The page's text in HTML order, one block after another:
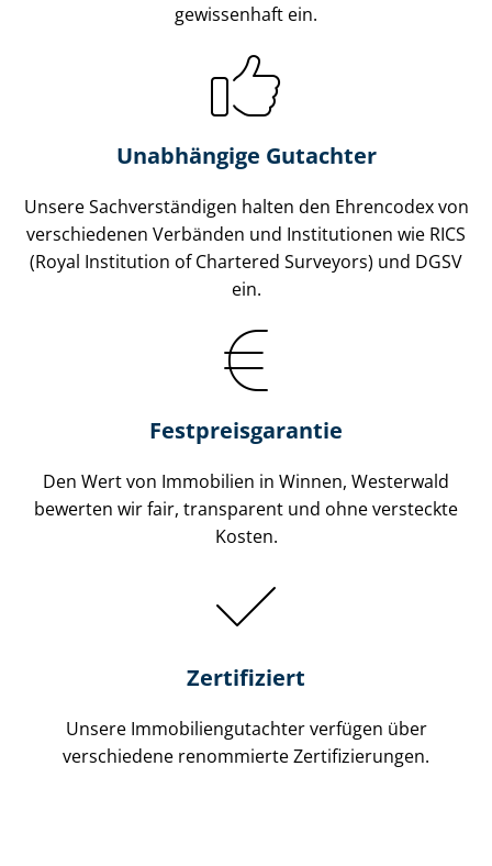
gewissenhaft ein.
Unabhängige Gutachter
Unsere Sach­ver­stän­di­gen halten den Ehrencodex von
verschiedenen Verbänden und Institutionen wie RICS
(Royal Institution of Chartered Surveyors) und DGSV
ein.
Festpreis​garantie
Den Wert von Immobilien in Winnen, Westerwald
bewerten wir fair, transparent und ohne versteckte
Kosten.
Zertifiziert
Unsere Immobilien­gutachter verfügen über
verschiedene renommierte Zer­ti­fi­zie­run­gen.